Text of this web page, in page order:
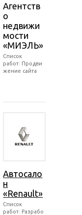
Агентств
о
недвижи
мости
«МИЭЛЬ»
Список
работ: Продви
жение сайта
Автосало
н
«Renault»
Список
работ: Разрабо